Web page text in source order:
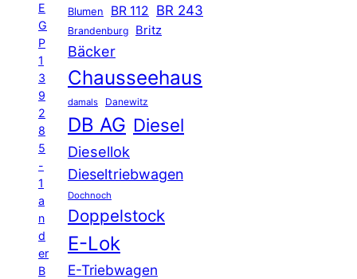
E
G
P
1
3
9
2
8
5
-
1
a
n
d
er
B
Blumen BR 112 BR 243
Brandenburg Britz
Bäcker
Chausseehaus
damals Danewitz
DB AG Diesel
Diesellok
Dieseltriebwagen
Dochnoch
Doppelstock
E-Lok
E-Triebwagen